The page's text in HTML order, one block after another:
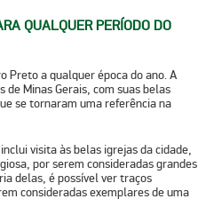
QUALQUER PERÍODO DO
Preto a qualquer época do ano. A
de Minas Gerais, com suasbelas
se tornaram uma referência na
visita às belas igrejas da cidade,
por serem consideradas grandes
delas, é possível ver traços
consideradas exemplares de uma